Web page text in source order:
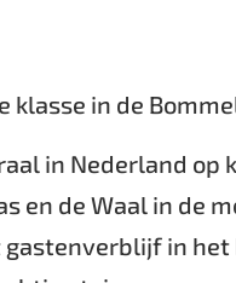
klasse in de
in Nederland op
en de Waal in de
in